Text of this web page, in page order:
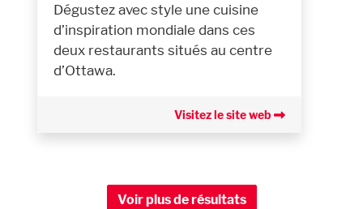
Dégustez avec style une cuisine
d’inspiration mondiale dans ces
deux restaurants situés au centre
d’Ottawa.
Visitez le site web
Voir plus de résultats